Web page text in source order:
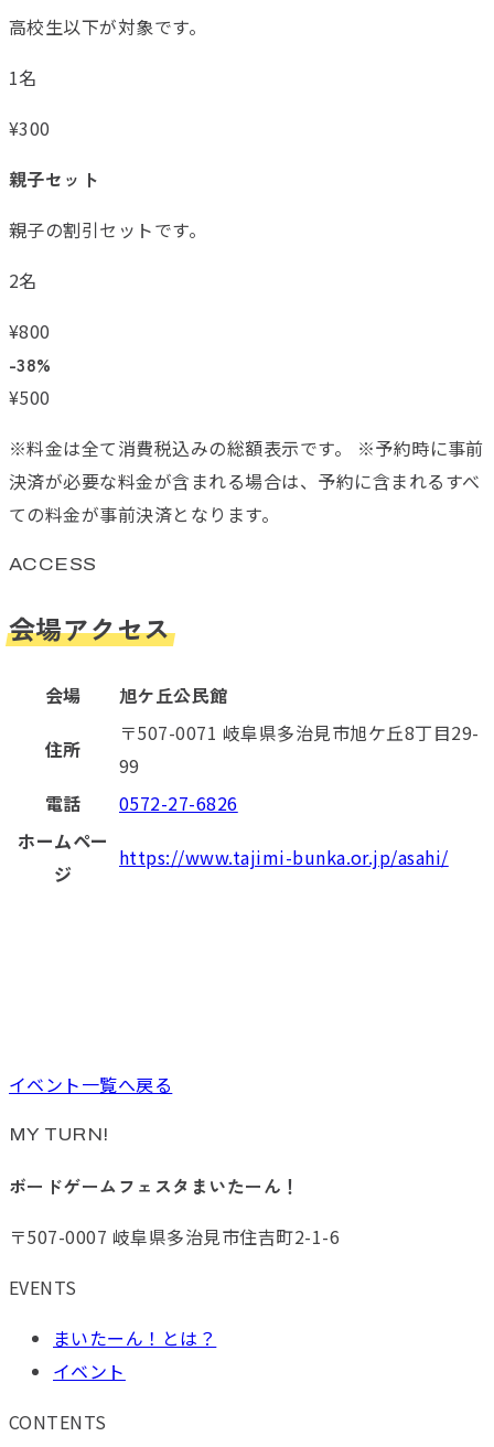
高校生以下が対象です。
1名
¥300
親子セット
親子の割引セットです。
2名
¥800
-38%
¥500
※料金は全て消費税込みの総額表示です。 ※予約時に事前
決済が必要な料金が含まれる場合は、予約に含まれるすべ
ての料金が事前決済となります。
ACCESS
会場アクセス
会場 旭ケ丘公民館
住所
〒507-0071 岐阜県多治見市旭ケ丘8丁目29-
99
電話
0572-27-6826
ホームペー
ジ
https://www.tajimi-bunka.or.jp/asahi/
イベント一覧へ戻る
MY TURN!
ボードゲームフェスタまいたーん！
〒507-0007 岐阜県多治見市住吉町2-1-6
EVENTS
まいたーん！とは？
イベント
CONTENTS